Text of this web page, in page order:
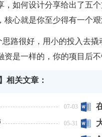
，如何设计分享给出了五
心就是你至少得有一个
很好，用小的投入去撬
是一样的，你的项目后不
相关文章：
07-03
05-31